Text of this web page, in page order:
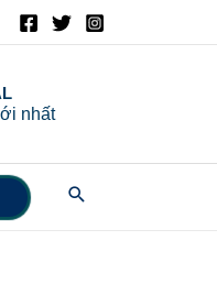
nhất
Search